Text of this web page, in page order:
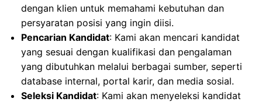
dengan klien untuk memahami kebutuhan dan
persyaratan posisi yang ingin diisi.
Pencarian Kandidat: Kami akan mencari kandidat
yang sesuai dengan kualifikasi dan pengalaman
yang dibutuhkan melalui berbagai sumber, seperti
database internal, portal karir, dan media sosial.
Seleksi Kandidat: Kami akan menyeleksi kandidat